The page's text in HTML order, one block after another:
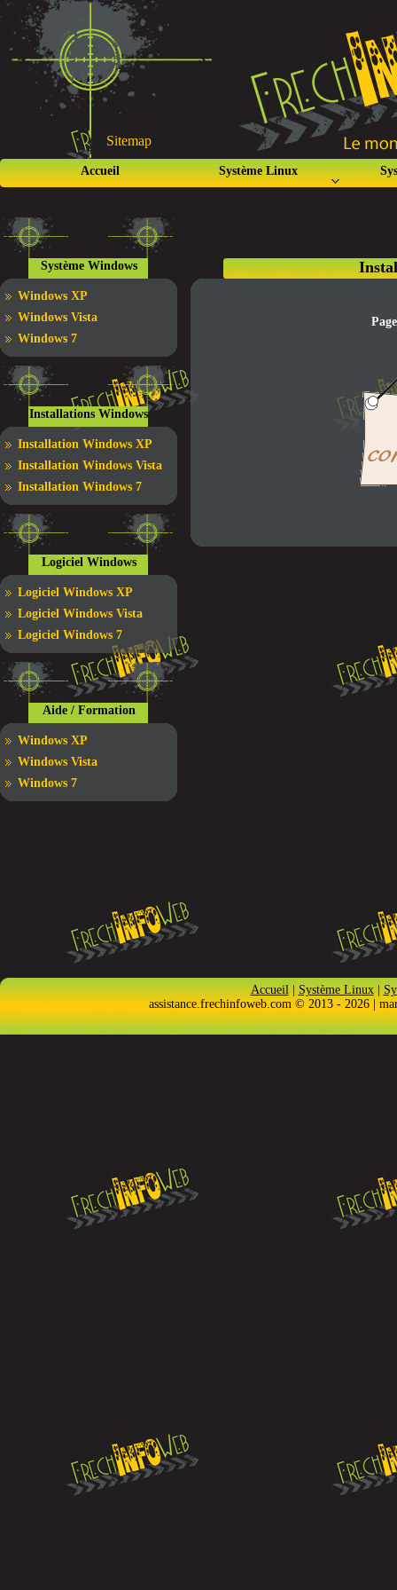
Sitemap
Accueil Système Linux
Système Windows
Windows XP
Windows Vista
Windows 7
Installations Windows
Installation Windows XP
Installation Windows Vista
Installation Windows 7
Logiciel Windows
Logiciel Windows XP
Logiciel Windows Vista
Logiciel Windows 7
Aide / Formation
Windows XP
Windows Vista
Windows 7
Accueil|Système Linux|
assistance.frechinfoweb.com © 2013 - 2026 |